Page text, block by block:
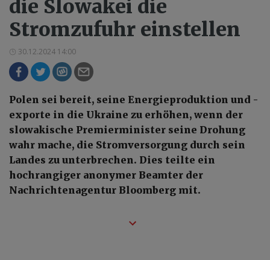
die Slowakei die
Stromzufuhr einstellen
30.12.2024 14:00
Polen sei bereit, seine Energieproduktion und -
exporte in die Ukraine zu erhöhen, wenn der
slowakische Premierminister seine Drohung
wahr mache, die Stromversorgung durch sein
Landes zu unterbrechen. Dies teilte ein
hochrangiger anonymer Beamter der
Nachrichtenagentur Bloomberg mit.